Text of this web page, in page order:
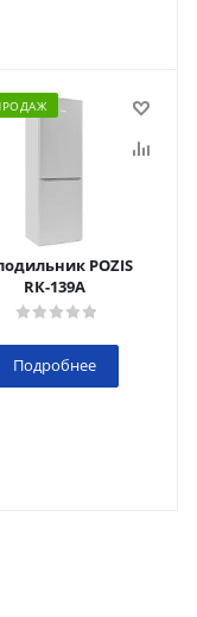
POZIS
RК-139А
Подробнее